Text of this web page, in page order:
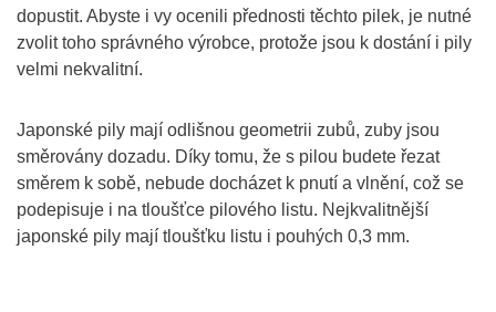
dopustit. Abyste i vy ocenili přednosti těchto pilek, je nutné
zvolit toho správného výrobce, protože jsou k dostání i pily
velmi nekvalitní.
Japonské pily mají odlišnou geometrii zubů, zuby jsou
směrovány dozadu. Díky tomu, že s pilou budete řezat
směrem k sobě, nebude docházet k pnutí a vlnění, což se
podepisuje i na tloušťce pilového listu. Nejkvalitnější
japonské pily mají tloušťku listu i pouhých 0,3 mm.